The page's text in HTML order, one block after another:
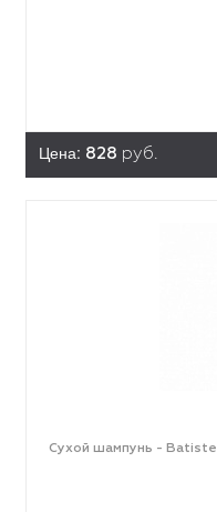
Цена: 828 руб.
Сухой шампунь -